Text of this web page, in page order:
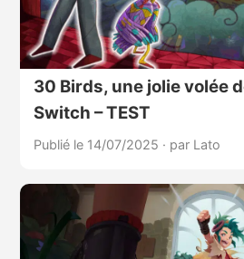
30 Birds, une jolie volée
Switch – TEST
Publié le 14/07/2025 · par Lato